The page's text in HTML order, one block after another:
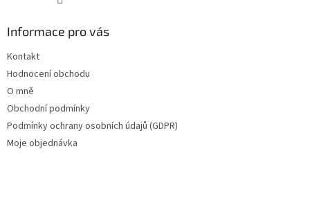
Informace pro vás
Kontakt
Hodnocení obchodu
O mně
Obchodní podmínky
Podmínky ochrany osobních údajů (GDPR)
Moje objednávka